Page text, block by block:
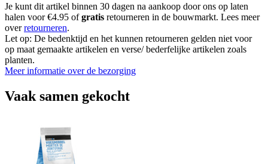
Je kunt dit artikel binnen 30 dagen na aankoop door ons op laten
halen voor €4.95 ofgratis retourneren in de bouwmarkt. Lees meer
overretourneren.
Let op: De bedenktijd en het kunnen retourneren gelden niet voor
op maat gemaakte artikelen en verse/ bederfelijke artikelen zoals
planten.
Meer informatie over de bezorging
Vaak samen gekocht